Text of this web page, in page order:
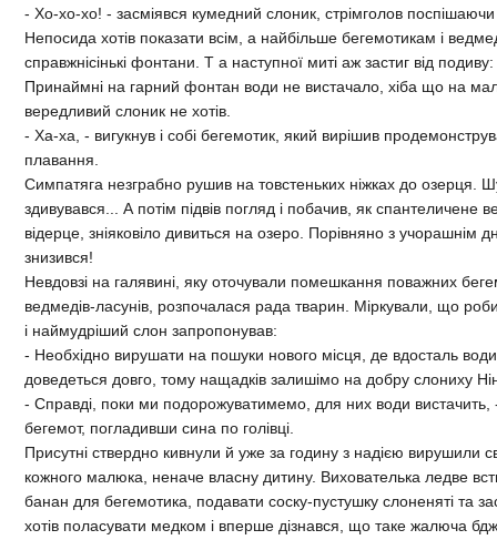
- Хо-хо-хо! - засміявся кумедний слоник, стрімголов
Непосида хотів показати всім, а найбільше бегемотикам і
справжнісінькі фонтани. Т а наступної миті аж застиг від
Принаймні на гарний фонтан води не вистачало, хіба що на
вередливий слоник не хотів.
- Ха-ха, - вигукнув і собі бегемотик, який вирішив
плавання.
Симпатяга незграбно рушив на товстеньких ніжках до озерця.
здивувався... А потім підвів погляд і побачив, як
відерце, зніяковіло дивиться на озеро. Порівняно з учорашнім
знизився!
Невдовзі на галявині, яку оточували помешкання поважних
ведмедів-ласунів, розпочалася рада тварин. Міркували, що
і наймудріший слон запропонував:
- Необхідно вирушати на пошуки нового місця, де вдосталь
доведеться довго, тому нащадків залишімо на добру слониху
- Справді, поки ми подорожуватимемо, для них води вистачить,
бегемот, погладивши сина по голівці.
Присутні ствердно кивнули й уже за годину з надією вирушили
кожного малюка, неначе власну дитину. Вихователька ледве
банан для бегемотика, подавати соску-пустушку слоненяті та
хотів поласувати медком і вперше дізнався, що таке жалюча